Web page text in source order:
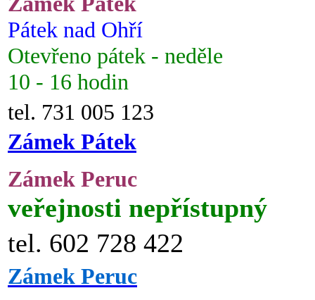
Pátek nad Ohří
Otevřeno pátek - neděle
10 - 16 hodin
tel. 731 005 123
Zámek Pátek
Zámek Peruc
veřejnosti nepřístupný
tel. 602 728 422
Zámek Peruc